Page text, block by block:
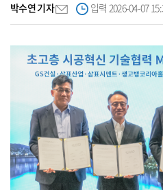
박수연 기자 입력 2026-04-07